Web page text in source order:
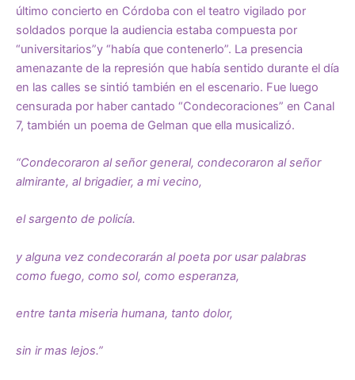
último concierto en Córdoba con el teatro vigilado por
soldados porque la audiencia estaba compuesta por
“universitarios”y “había que contenerlo”. La presencia
amenazante de la represión que había sentido durante el día
en las calles se sintió también en el escenario. Fue luego
censurada por haber cantado “Condecoraciones” en Canal
7, también un poema de Gelman que ella musicalizó.
“Condecoraron al señor general, condecoraron al señor
almirante, al brigadier, a mi vecino,
el sargento de policía.
y alguna vez condecorarán al poeta por usar palabras
como fuego, como sol, como esperanza,
entre tanta miseria humana, tanto dolor,
sin ir mas lejos.”